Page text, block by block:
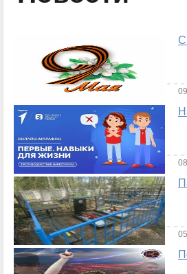
С